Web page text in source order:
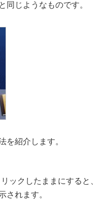
同じようなものです。
を紹介します。
ックしたままにすると、
されます。